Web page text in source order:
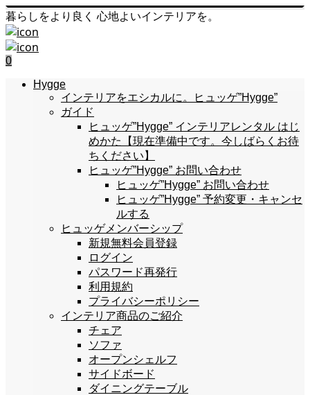
暮らしをより良く 心地よいインテリアを。
0
Hygge
インテリアをエシカルに。ヒュッゲ”Hygge”
ガイド
ヒュッゲ”Hygge” インテリアレンタル はじ
めかた【現在準備中です。今しばらくお待
ちください】
ヒュッゲ”Hygge” お問い合わせ
ヒュッゲ”Hygge” お問い合わせ
ヒュッゲ”Hygge” 予約変更・キャンセ
ルする
ヒュッゲメンバーシップ
新規無料会員登録
ログイン
パスワード再発行
利用規約
プライバシーポリシー
インテリア商品のご紹介
チェア
ソファ
オープンシェルフ
サイドボード
ダイニングテーブル